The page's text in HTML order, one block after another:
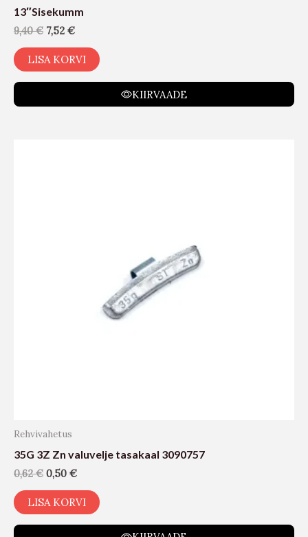
13″Sisekumm
9,40€ 7,52 €
LISA KORVI
KIIRVAADE
Rehvivahetus
35G 3Z Zn valuvelje tasakaal 3090757
0,62€ 0,50 €
LISA KORVI